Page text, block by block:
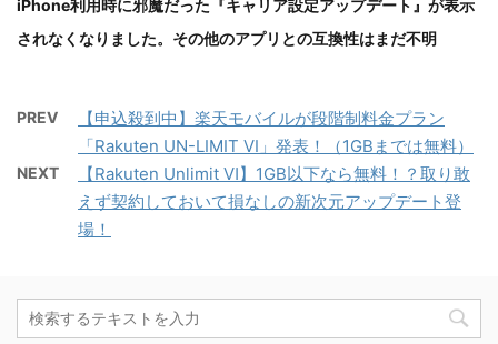
iPhone利用時に邪魔だった『キャリア設定アップデート』が表示
されなくなりました。その他のアプリとの互換性はまだ不明
PREV
【申込殺到中】楽天モバイルが段階制料金プラン
「Rakuten UN-LIMIT VI」発表！（1GBまでは無料）
NEXT
【Rakuten Unlimit Ⅵ】1GB以下なら無料！？取り敢
えず契約しておいて損なしの新次元アップデート登
場！